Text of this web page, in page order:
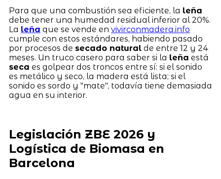
Para que una combustión sea eficiente, la leña
debe tener una humedad residual inferior al 20%.
La leña que se vende en vivirconmadera.info
cumple con estos estándares, habiendo pasado
por procesos de secado naturalde entre 12 y 24
meses. Un truco casero para saber si la leña está
seca es golpear dos troncos entre sí: si el sonido
es metálico y seco, la madera está lista; si el
sonido es sordo y "mate", todavía tiene demasiada
agua en su interior.
Legislación ZBE 2026 y
Logística de Biomasa en
Barcelona